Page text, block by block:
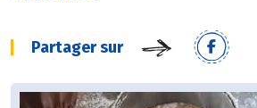
Partager sur